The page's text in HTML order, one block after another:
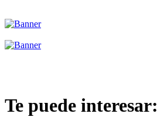
Te puede interesar: